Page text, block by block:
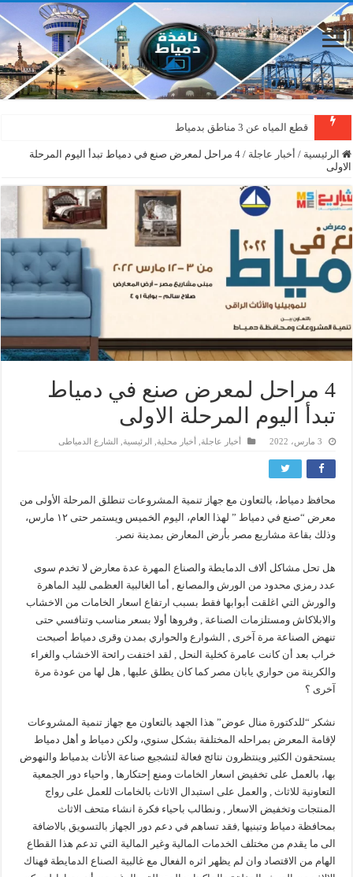
قطع المياه عن 3 مناطق بدمياط
الرئيسية / أخبار عاجلة /
4 مراحل لمعرض صنع في دمياط تبدأ اليوم المرحلة
الاولى
4 مراحل لمعرض صنع في دمياط
تبدأ اليوم المرحلة الاولى
3 مارس، 2022 أخبار عاجلة أخبار محلية الرئيسية الشارع الدمياطى
محافظ دمياط، بالتعاون مع جهاز تنمية المشروعات تنطلق المرحلة الأولى من
معرض “صنع في دمياط ” لهذا العام، اليوم الخميس ويستمر حتى ١٢ مارس،
وذلك بقاعة مشاريع مصر بأرض المعارض بمدينة نصر.
هل تحل مشاكل ألاف الدمايطة والصناع المهرة عدة معارض لا تخدم سوى
عدد رمزي محدود من الورش والمصانع , أما الغالبية العظمى لليد الماهرة
والورش التي اغلقت أبوابها فقط بسبب ارتفاع اسعار الخامات من الاخشاب
والابلاكاش ومستلزمات الصناعة , وفروها أولا بسعر مناسب وتنافسي حتى
تنهض الصناعة مرة آخرى , الشوارع والحواري بمدن وقرى دمياط أصبحت
خراب بعد أن كانت عامرة كخلية النحل , لقد اختفت رائحة الاخشاب والغراء
والكرينة من حواري يابان مصر كما كان يطلق عليها , هل لها من عودة مرة
آخرى ؟
نشكر “للدكتورة منال عوض” هذا الجهد بالتعاون مع جهاز تنمية المشروعات
لإقامة المعرض بمراحله المختلفة بشكل سنوي، ولكن دمياط و أهل دمياط
يستحقون الكثير وينتظرون نتائج فعالة لتشجيع صناعة الأثاث بدمياط والنهوض
بها، بالعمل على تخفيض اسعار الخامات ومنع إحتكارها , واحياء دور الجمعية
التعاونية للاثاث , والعمل على استبدال الاثاث بالخامات للعمل على رواج
المنتجات وتخفيض الاسعار , ونطالب باحياء فكرة انشاء متحف الاثاث
بمحافظة دمياط وتبنيها ,فقد تساهم في دعم دور الجهاز بالتسويق بالاضافة
الى ما يقدم من مختلف الخدمات المالية وغير المالية التي تدعم هذا القطاع
الهام من الاقتصاد وان لم يظهر اثره الفعال مع غالبية الصناع الدمايطة فهناك